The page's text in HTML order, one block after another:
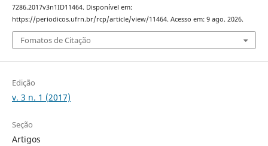
7286.2017v3n1ID11464. Disponível em:
https://periodicos.ufrn.br/rcp/article/view/11464. Acesso em: 9 ago. 2026.
Fomatos de Citação
Edição
v. 3 n. 1 (2017)
Seção
Artigos